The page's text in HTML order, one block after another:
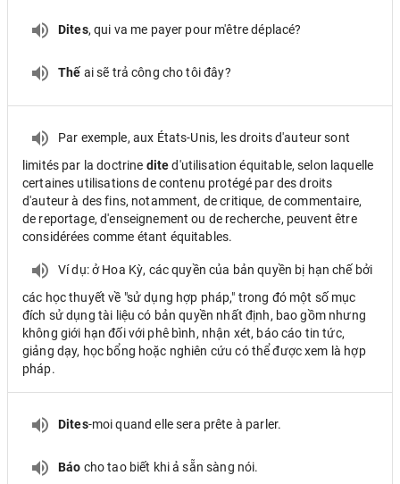
Dites, qui va me payer pour m'être déplacé?
Thế ai sẽ trả công cho tôi đây?
Par exemple, aux États-Unis, les droits d'auteur sont
limités par la doctrine dited'utilisation équitable, selon laquelle
certaines utilisations de contenu protégé par des droits
d'auteur à des fins, notamment, de critique, de commentaire,
de reportage, d'enseignement ou de recherche, peuvent être
considérées comme étant équitables.
Ví dụ: ở Hoa Kỳ, các quyền của bản quyền bị hạn chế bởi
các học thuyết về "sử dụng hợp pháp," trong đó một số mục
đích sử dụng tài liệu có bản quyền nhất định, bao gồm nhưng
không giới hạn đối với phê bình, nhận xét, báo cáo tin tức,
giảng dạy, học bổng hoặc nghiên cứu có thể được xem là hợp
pháp.
Dites-moi quand elle sera prête à parler.
Báo cho tao biết khi ả sẵn sàng nói.